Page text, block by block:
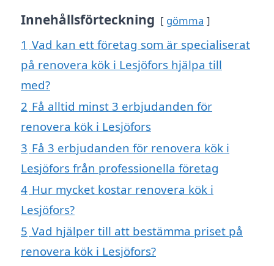
Innehållsförteckning gömma
1 Vad kan ett företag som är specialiserat
på renovera kök i Lesjöfors hjälpa till
med?
2 Få alltid minst 3 erbjudanden för
renovera kök i Lesjöfors
3 Få 3 erbjudanden för renovera kök i
Lesjöfors från professionella företag
4 Hur mycket kostar renovera kök i
Lesjöfors?
5 Vad hjälper till att bestämma priset på
renovera kök i Lesjöfors?